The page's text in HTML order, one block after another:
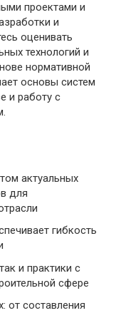
проектами и
и
оценивать
технологий и
нормативной
основы систем
и работу с
актуальных
для
гибкость
и практики с
сфере
от составления